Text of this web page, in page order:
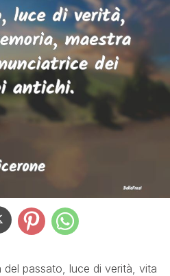
del passato, luce di verità, vita